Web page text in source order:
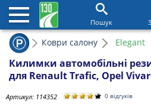
Пошук
Коври салону Elegant
Килимки автомобільні
для Renault Trafic, Opel
Артикул: 114352 0 відгуків